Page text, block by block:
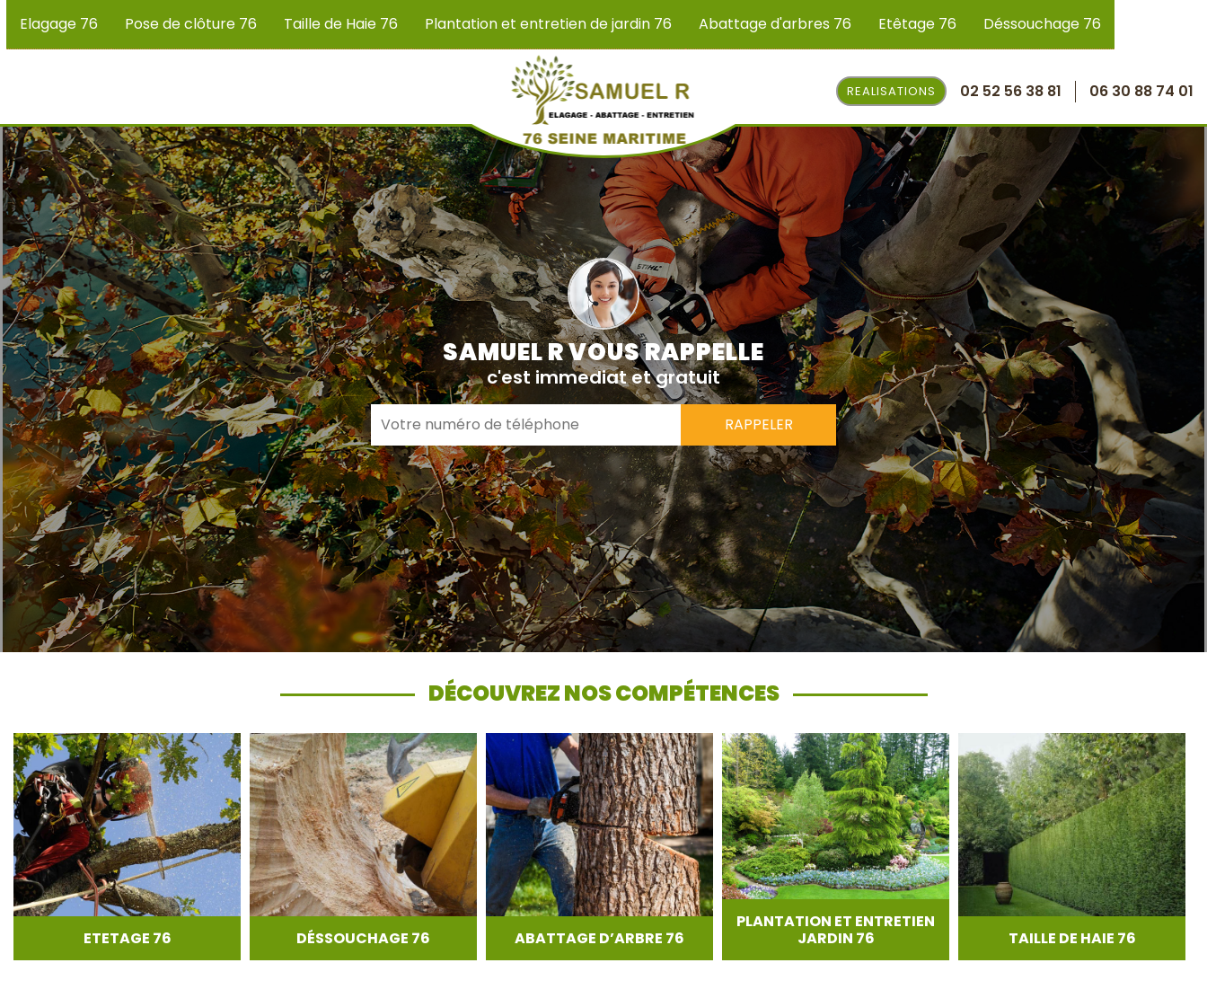
Elagage 76 Pose de clôture 76 Taille de Haie 76 Plantation et entretien de jardin 76 Abattage d'arbres 76 Etêtage 76 Déssouchage 76
REALISATIONS 02 52 56 38 81 06 30 88 74 01
SAMUEL R VOUS RAPPELLE
c'est immediat et gratuit
DÉCOUVREZ NOS COMPÉTENCES
ETETAGE 76 DÉSSOUCHAGE 76 ABATTAGE D’ARBRE 76
PLANTATION ET ENTRETIEN
JARDIN 76
TAILLE DE HAIE 76